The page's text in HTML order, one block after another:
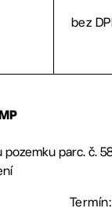
bez
parc. č.